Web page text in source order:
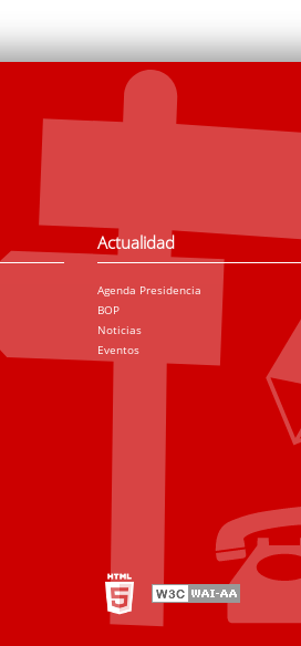
Actualidad
Agenda Presidencia
BOP
Noticias
Eventos